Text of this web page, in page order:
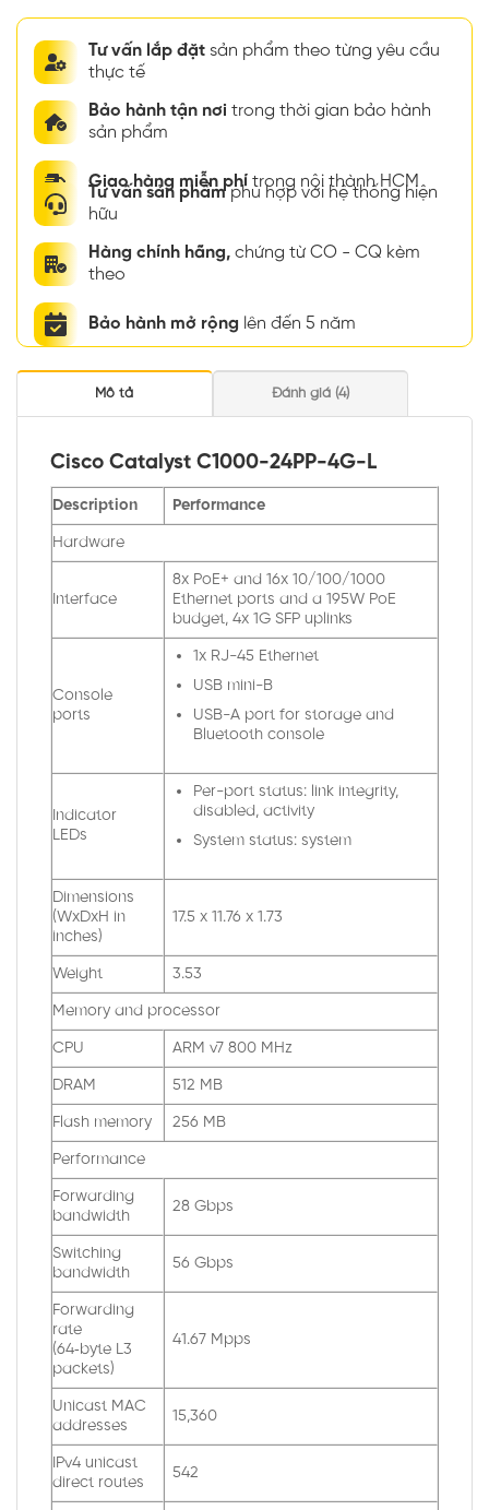
Tư vấn lắp đặt sản phẩm theo từng yêu cầu
thực tế
Bảo hành tận nơi trong thời gian bảo hành
sản phẩm
Giao hàng miễn phí trong nội thành HCM
Tư vấn sản phẩmphù hợp với hệ thống hiện
hữu
Hàng chính hãng, chứng từ CO - CQ kèm
theo
Bảo hành mở rộng lên đến 5 năm
Mô tả Đánh giá (4)
Cisco Catalyst C1000-24PP-4G-L
Description Performance
Hardware
Interface
8x PoE+ and 16x 10/100/1000
Ethernet ports and a 195W PoE
budget, 4x 1G SFP uplinks
Console
ports
1x RJ-45 Ethernet
USB mini-B
USB-A port for storage and
Bluetooth console
Indicator
LEDs
Per-port status: link integrity,
disabled, activity
System status: system
Dimensions
(WxDxH in
inches)
17.5 x 11.76 x 1.73
Weight 3.53
Memory and processor
CPU ARM v7 800 MHz
DRAM 512 MB
Flash memory 256 MB
Performance
Forwarding
bandwidth
28 Gbps
Switching
bandwidth
56 Gbps
Forwarding
rate
(64‑byte L3
packets)
41.67 Mpps
Unicast MAC
addresses
15,360
IPv4 unicast
direct routes
542